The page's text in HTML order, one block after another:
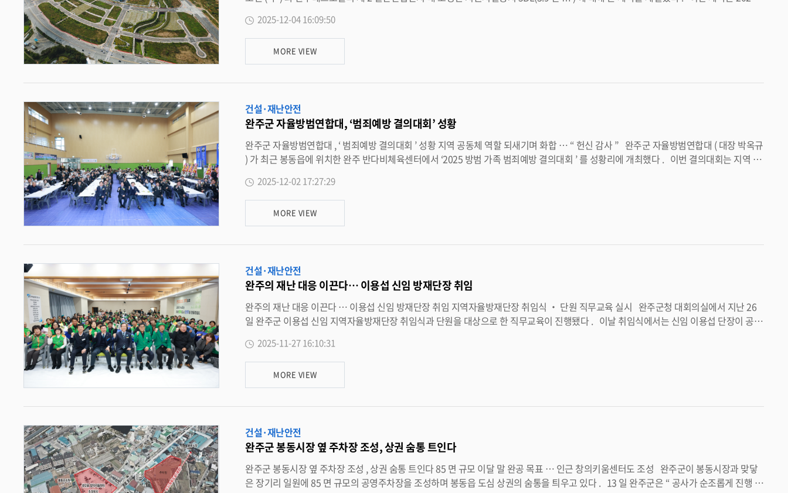
할 계획이다 . 지난 12 월 1 일 코웰패션 ( 주 ) 와 로젠 ( 주 ) 간 합병과 함께 상호 변경을 완료한 로젠 ( 주 ) 은 완주테크노밸리 제 2 일반산업
단지 지원시설용지 5BL(3.9 만 ㎡ ) 부지 매입으로 충정권 ‧ 호남권의 증대되는 물동량 처리를 위해 진행중인 로젠택배 ( 주 ) 본사 이전 계획
과 맞물려 물류 유통부터 쇼핑 판매까지 사업간 시너지 창출이 예상된다 . 또한 , 로젠 ( 주 ) 의 계열사인 ㈜ 모다아울렛은 2017 년 완주테크
노밸리 제 2 일반산업단지 미니복합타운 내 1,100 억원 규모의 공동주택 용지를 매입하고 , 2022 년 공동주택 1BL 에 대한 주택건설 사업계
획 승인을 득한후 , 현재 공동주택 착공 분양을 위한 관련 절차도 진행중에 있어 , 산업단지 거주 인구 확보와 정주 여건 마련에도 기대를 모으
적 지원을 아끼지 않겠다고 밝히며 , 특히 , 로젠 ( 주 ) 의 추가적인 투자는 현재 완주군에서 추진중인 문화선도산단 공모사업의 지원시설용지
8-1BL(5.9 천 ㎡ ) 랜드마크 건립과 더불어 완주테크노밸리 제 2 일반산업단지의 물류유통 ‧ 쇼핑판매 ‧ 문화산업까지 지역 경제의 핵심
거점으로서 한단계 도약하는 발판이 될 것으로 기대하고 있다 . 유희태 완주군수는 “ 로젠 ( 주 ) 와의 지속적인 협력을 통하여 대규모 물류
유통 및 판매시설 거점을 마련하고 , 지역내 일자리 창출과 지역 경쟁력 강화에 중요한 기여를 할 수 있도록 노력할 것 ” 이라고 말했다 . <담
당부서 수소신산업담당관 290-2432>
2025-12-04 16:09:50
MORE VIEW
건설·재난안전
완주군 자율방범연합대, ‘범죄예방 결의대회’ 성황
완주군 자율방범연합대 , ‘ 범죄예방 결의대회 ’ 성황 지역 공동체 역할 되새기며 화합 … “ 헌신 감사 ” 완주군 자율방범연합대 ( 대장 박옥규
) 가 최근 봉동읍에 위치한 완주 반다비체육센터에서 ‘2025 방범 가족 범죄예방 결의대회 ’ 를 성황리에 개최했다 . 이번 결의대회는 지역 방
식전 공연으로 활기찬 분위기 속에 문을 열었으며 , 이어 임용훈 완주군 자율방범연합 부대장의 개회 선언이 진행됐다 . 박옥규 연합대장은
“ 완주군 방범대원 한 명 한 명의 헌신과 사명감이 완주군을 밝히는 등불 ” 이라며 개회사를 통해 대원들의 노고를 격려했다 . 이날 행사에서
는 우수 방범대원에 대한 표창 및 감사패 전달이 이어졌다 . 지역 치안 강화와 범죄예방 활동에 앞장선 대원들은 완주군수와 완주군의회 의장
으로부터 직접 표창을 받으며 그간의 공로를 인정받았다 . 2 부 행사에서는 참여자 간 화합과 소통을 위한 다양한 프로그램이 마련됐다 . 제
기차기 , 고리 걸기 , 한궁 등 민속경기를 통해 세대와 지대 간 자연스러운 교류가 이뤄졌으며 , 이어진 지대별 장기자랑은 웃음과 화합의 분위
위한 민간 자율 조직으로 중요한 역할을 수행하고 있다 . 유희태 완주군수는 “ 완주군이 안정적인 지역사회 기반을 유지할 수 있었던 데에는
자율방범대원 여러분의 헌신과 노력이 큰 역할을 했다 ” 며 “ 앞으로도 주민이 안심할 수 있는 환경 조성을 위해 함께 힘을 모아 나가겠다 ”
고 전했다 . <담당부서 행정지원과 290-2255>
2025-12-02 17:27:29
MORE VIEW
건설·재난안전
완주의 재난 대응 이끈다… 이용섭 신임 방재단장 취임
완주의 재난 대응 이끈다 … 이용섭 신임 방재단장 취임 지역자율방재단장 취임식 ‧ 단원 직무교육 실시 완주군청 대회의실에서 지난 26
일 완주군 이용섭 신임 지역자율방재단장 취임식과 단원을 대상으로 한 직무교육이 진행됐다 . 이날 취임식에서는 신임 이용섭 단장이 공식
중한 책임을 느낀다 ” 며 “ 단원 중심의 사전예찰을 강화하고 각 읍 · 면과 긴밀히 협력해 인명 및 재산 피해를 최소화하는 데 최선을 다하겠
다 ” 고 취임 소감을 밝혔다 . 완주군 지역자율방재단은 13 개 읍 · 면에서 약 200 여 명의 단원이 활동하며 , 겨울철 적설 · 결빙 취약구간 점
연재난 현장 대응 능력 향상과 사전예찰 강화를 위해 마련됐으며 , 방재단의 임무와 역할 , 재난 초기대응 요령 , 예찰 시 유의사항 등을 중심으
로 교육이 진행됐다 . 한편 , 행사에 앞서 전임 임원진 ( 단장 소병오 , 부단장 김종만 , 간사 허미경 ) 에게 감사 인사가 전달됐다 . 유희태 완
이 더욱 단단하게 협력해 완주군민의 안전을 지키는 든든한 힘이 되어주시길 바라고 , 군에서도 여러분의 활동을 계속 응원하고 함께하겠다
” 고 말했다 . <담당부서 재난안전과 290-2934>
2025-11-27 16:10:31
MORE VIEW
건설·재난안전
완주군 봉동시장 옆 주차장 조성, 상권 숨통 트인다
완주군 봉동시장 옆 주차장 조성 , 상권 숨통 트인다 85 면 규모 이달 말 완공 목표 … 인근 창의키움센터도 조성 완주군이 봉동시장과 맞닿
은 장기리 일원에 85 면 규모의 공영주차장을 조성하며 봉동읍 도심 상권의 숨통을 틔우고 있다 . 13 일 완주군은 “ 공사가 순조롭게 진행 중